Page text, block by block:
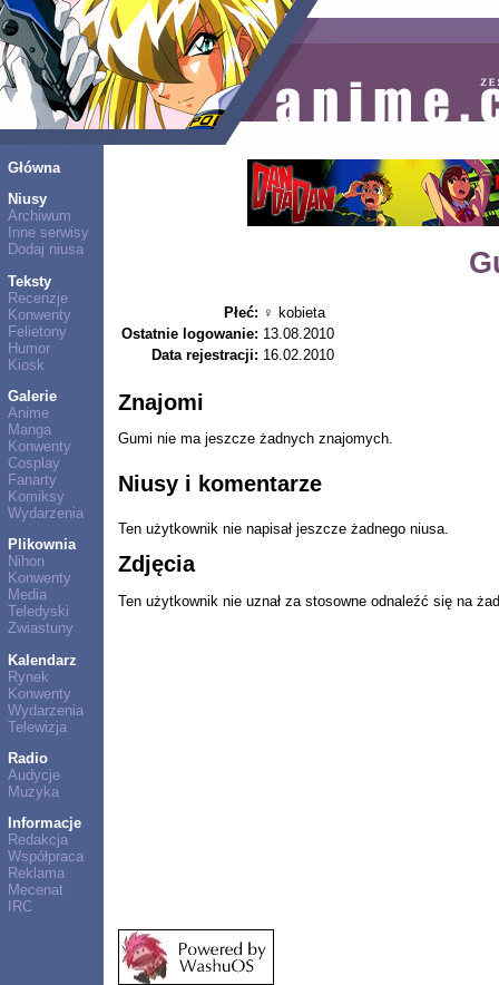
Główna
Niusy
Archiwum
Inne serwisy
Dodaj niusa
Teksty
Recenzje
Konwenty
Felietony
Humor
Kiosk
Galerie
Anime
Manga
Konwenty
Cosplay
Fanarty
Komiksy
Wydarzenia
Plikownia
Nihon
Konwenty
Media
Teledyski
Zwiastuny
Kalendarz
Rynek
Konwenty
Wydarzenia
Telewizja
Radio
Audycje
Muzyka
Informacje
Redakcja
Współpraca
Reklama
Mecenat
IRC
Płeć: ♀ kobieta
Ostatnie logowanie: 13.08.2010
Data rejestracji: 16.02.2010
Znajomi
Gumi nie ma jeszcze żadnych znajomych.
Niusy i komentarze
Ten użytkownik nie napisał jeszcze żadnego niusa.
Zdjęcia
Ten użytkownik nie uznał za stosowne odnaleźć się na